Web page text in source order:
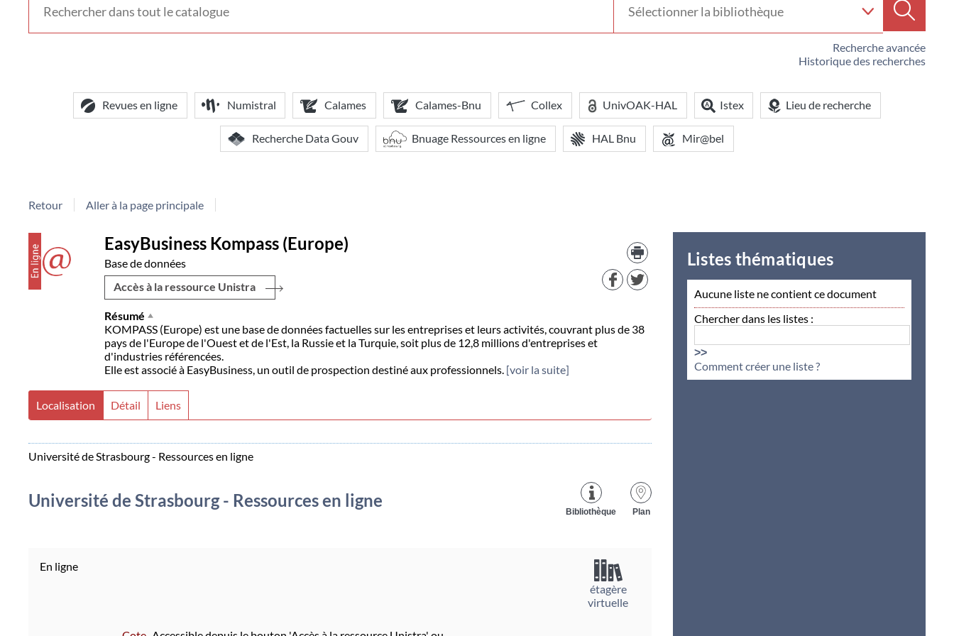
voir
Recherche avancée
Historique des recherches
votre
Revues en ligne Numistral Calames Calames-Bnu Collex UnivOAK-HAL Istex Lieu de recherche
Recherche Data Gouv Bnuage Ressources en ligne HAL Bnu Mir@bel
Retour Aller à la page principale
Détail
document
document
ressources
EasyBusiness Kompass (Europe)
Base de données
Accès à la ressource Unistra
Résumé
KOMPASS (Europe) est une base de données factuelles sur les entreprises et leurs activités, couvrant plus de 38
pays de l'Europe de l'Ouest et de l'Est, la Russie et la Turquie, soit plus de 12,8 millions d'entreprises et
d'industries référencées.
Elle est associé à EasyBusiness, un outil de prospection destiné aux professionnels. [voir la suite]
Localisation Détail Liens
Université de Strasbourg - Ressources en ligne
Université de Strasbourg - Ressources en ligne
Plan
Bibliothèque
En ligne
étagère
virtuelle
Listes thématiques
Aucune liste ne contient ce document
Chercher dans les listes :
>>
Comment créer une liste ?